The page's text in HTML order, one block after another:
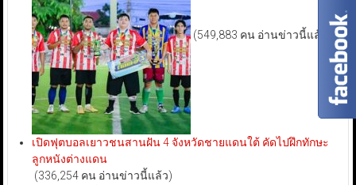
(549,883 คน อ่านข่าวนี้แล้ว)
เปิดฟุตบอลเยาวชนสานฝัน 4 จังหวัดชายแดนใต้ คัดไปฝึกทักษะ
ลูกหนังต่างแดน
(336,254 คน อ่านข่าวนี้แล้ว)